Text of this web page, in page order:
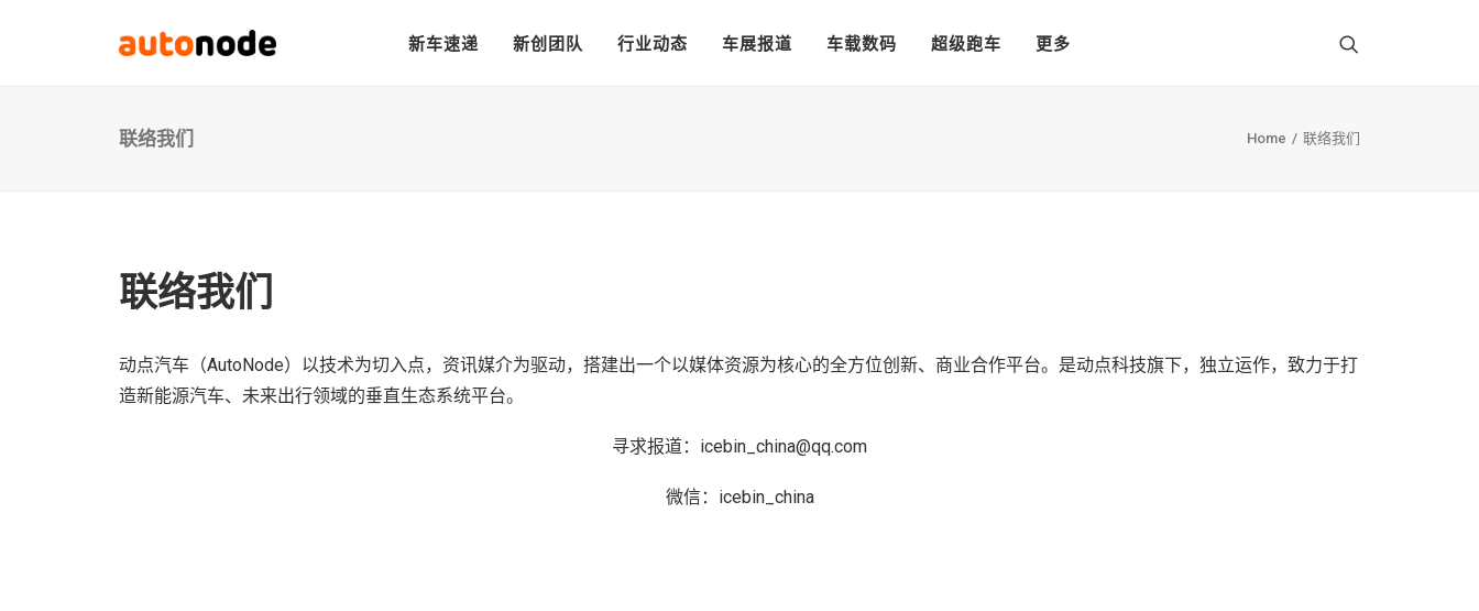
新车速递 新创团队 行业动态 车展报道 车载数码 超级跑车 更多
联络我们 Home 联络我们
联络我们
动点汽车（AutoNode）以技术为切入点，资讯媒介为驱动，搭建出一个以媒体资源为核心的全方位创新、商业合作平台。是动点科技旗下，独立运作，致力于打
造新能源汽车、未来出行领域的垂直生态系统平台。
寻求报道： icebin_china@qq.com
微信：icebin_china